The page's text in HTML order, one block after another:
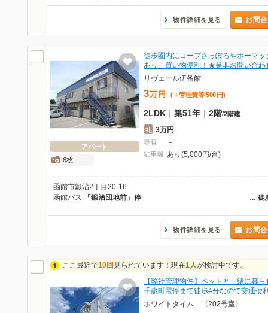
物件詳細を見る お問
アパート
6枚
徒歩圏内にコープさっぽろやホーマッ
あり、買い物便利！★是非お問い合
リヴェール伍番館
3万 円 (＋管理費等 500 円)
2LDK | 築51年 | 2階/2階建
礼 3万円
専有 －
駐車場 あり(5,000円/台)
函館市鍛治2丁目20-16
… 徒
函館バス 「鍛治団地前」停
物件詳細を見る お問
ここ最近で10回 見られています！現在1人が検討中です。
【弊社管理物件】ペットと一緒に暮ら
千歳町電停まで徒歩4分なので交通便
ホワイトタイム 〈202号室〉